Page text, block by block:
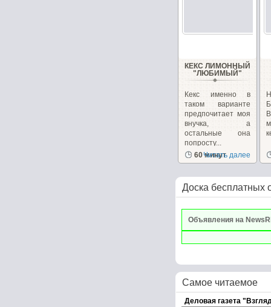
КЕКС ЛИМОННЫЙ
"ЛЮБИМЫЙ"
Кекс именно в
таком варианте
предпочитает моя
внучка, а
остальные она
попросту...
60 минут
Читать далее
Доска бесплатных
Объявления на
Самое читаемое